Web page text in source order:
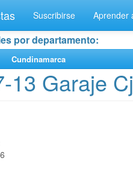
Suscribirse Aprender
por departamento:
Cundinamarca
13 Garaje